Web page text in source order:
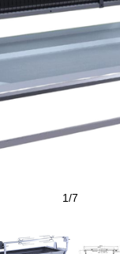
1/7